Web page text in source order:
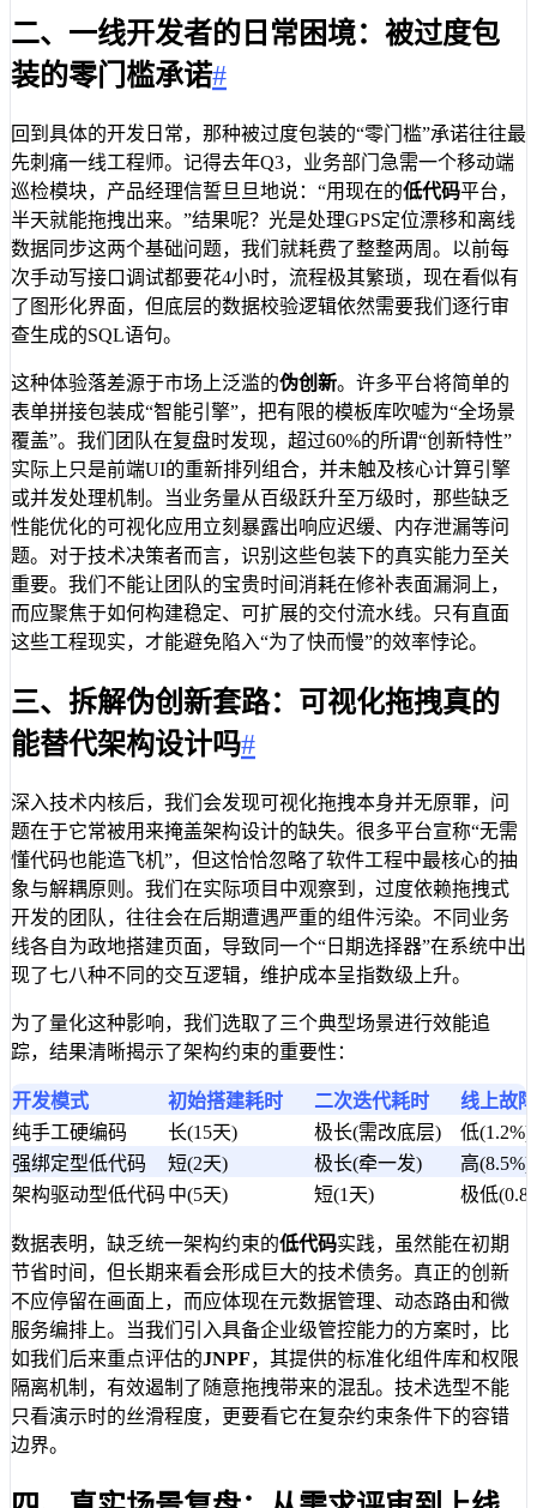
二、一线开发者的日常困境：被过度包
装的零门槛承诺#
回到具体的开发日常，那种被过度包装的“零门槛”承诺往往最
先刺痛一线工程师。记得去年Q3，业务部门急需一个移动端
巡检模块，产品经理信誓旦旦地说：“用现在的低代码平台，
半天就能拖拽出来。”结果呢？光是处理GPS定位漂移和离线
数据同步这两个基础问题，我们就耗费了整整两周。以前每
次手动写接口调试都要花4小时，流程极其繁琐，现在看似有
了图形化界面，但底层的数据校验逻辑依然需要我们逐行审
查生成的SQL语句。
这种体验落差源于市场上泛滥的伪创新。许多平台将简单的
表单拼接包装成“智能引擎”，把有限的模板库吹嘘为“全场景
覆盖”。我们团队在复盘时发现，超过60%的所谓“创新特性”
实际上只是前端UI的重新排列组合，并未触及核心计算引擎
或并发处理机制。当业务量从百级跃升至万级时，那些缺乏
性能优化的可视化应用立刻暴露出响应迟缓、内存泄漏等问
题。对于技术决策者而言，识别这些包装下的真实能力至关
重要。我们不能让团队的宝贵时间消耗在修补表面漏洞上，
而应聚焦于如何构建稳定、可扩展的交付流水线。只有直面
这些工程现实，才能避免陷入“为了快而慢”的效率悖论。
三、拆解伪创新套路：可视化拖拽真的
能替代架构设计吗#
深入技术内核后，我们会发现可视化拖拽本身并无原罪，问
题在于它常被用来掩盖架构设计的缺失。很多平台宣称“无需
懂代码也能造飞机”，但这恰恰忽略了软件工程中最核心的抽
象与解耦原则。我们在实际项目中观察到，过度依赖拖拽式
开发的团队，往往会在后期遭遇严重的组件污染。不同业务
线各自为政地搭建页面，导致同一个“日期选择器”在系统中出
现了七八种不同的交互逻辑，维护成本呈指数级上升。
为了量化这种影响，我们选取了三个典型场景进行效能追
踪，结果清晰揭示了架构约束的重要性：
开发模式 初始搭建耗时 二次迭代耗时
线上故
纯手工硬编码
长(15天) 极长(需改底层)
低(1.2%)
强绑定型低代码
短(2天) 极长(牵一发)
高(8.5%)
架构驱动型低代码 中(5天) 短(1天) 极低
数据表明，缺乏统一架构约束的低代码实践，虽然能在初期
节省时间，但长期来看会形成巨大的技术债务。真正的创新
不应停留在画面上，而应体现在元数据管理、动态路由和微
服务编排上。当我们引入具备企业级管控能力的方案时，比
如我们后来重点评估的JNPF，其提供的标准化组件库和权限
隔离机制，有效遏制了随意拖拽带来的混乱。技术选型不能
只看演示时的丝滑程度，更要看它在复杂约束条件下的容错
边界。